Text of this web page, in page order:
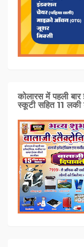
कोलारस में पहली
स्कूटी सहित 11 लकी